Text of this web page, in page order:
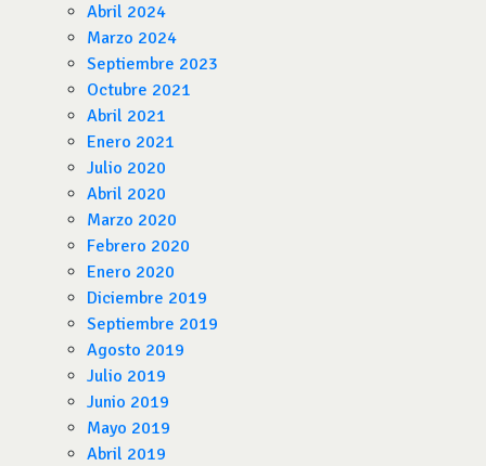
Abril 2024
Marzo 2024
Septiembre 2023
Octubre 2021
Abril 2021
Enero 2021
Julio 2020
Abril 2020
Marzo 2020
Febrero 2020
Enero 2020
Diciembre 2019
Septiembre 2019
Agosto 2019
Julio 2019
Junio 2019
Mayo 2019
Abril 2019